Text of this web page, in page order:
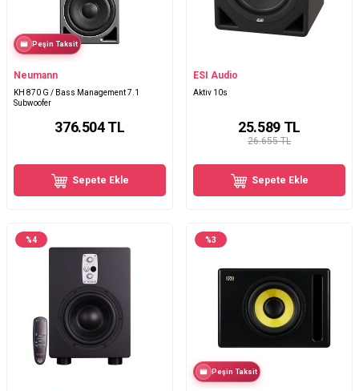
Peşin Taksit
Neumann
KH 870 G / Bass Management 7.1
Subwoofer
376.504TL
Sepete Ekle
ESI Audio
Aktiv 10s
26.655 TL
25.589TL
Sepete Ekle
%4 %3
Peşin Taksit